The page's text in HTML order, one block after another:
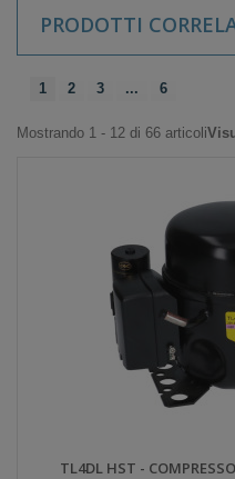
PRODOTTI
1 2 3 ... 6
Mostrando 1 - 12 di 66 articoli
TL4DL HST -